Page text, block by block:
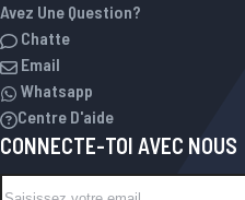
Avez Une Question?
Chatte
Email
Whatsapp
Centre D'aide
CONNECTE-TOI AVEC NOUS
NEWSLETTER